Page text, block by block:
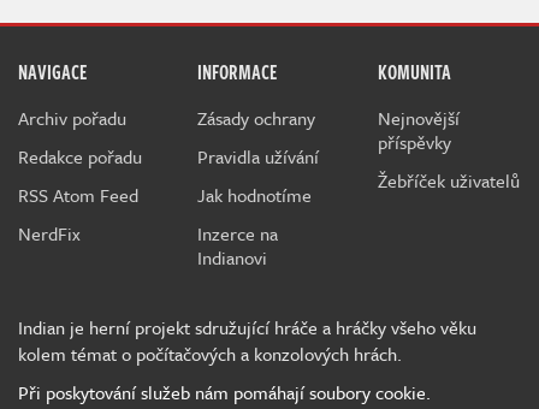
NAVIGACE
Archiv pořadu
Redakce pořadu
RSS Atom Feed
NerdFix
INFORMACE
Zásady ochrany
Pravidla užívání
Jak hodnotíme
Inzerce na
Indianovi
KOMUNITA
Nejnovější
příspěvky
Žebříček uživatelů
Indian je herní projekt sdružující hráče a hráčky všeho věku
kolem témat o počítačových a konzolových hrách.
Při poskytování služeb nám pomáhají soubory cookie.